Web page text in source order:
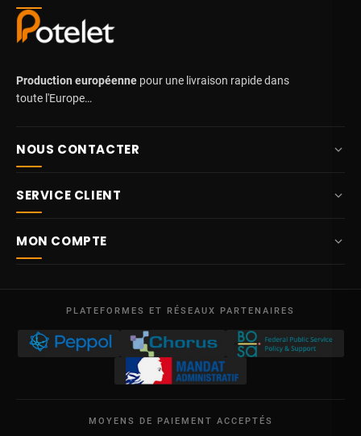
Production européenne pour une livraison rapide dans
toute l'Europe…
NOUS CONTACTER
Lun – Ven
09:00 – 17:00
TVA BE 0641.740.320 - RPM Liège
SERVICE CLIENT
Livraison
Conditions générales de vente
Protection des données
MON COMPTE
Mes avoirs
Mes bons de réduction
PLATEFORMES ET RÉSEAUX PARTENAIRES
MOYENS DE PAIEMENT ACCEPTÉS